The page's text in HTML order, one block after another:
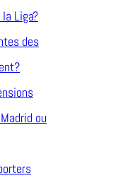
Liga?
des
ou